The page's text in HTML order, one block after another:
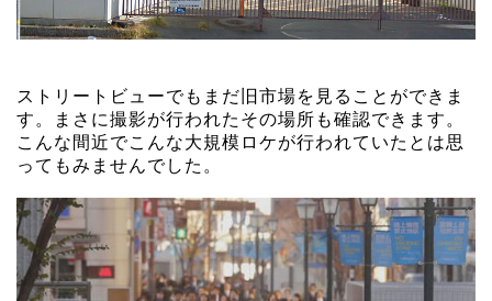
ストリートビューでもまだ旧市場を見ることができま
す。まさに撮影が行われたその場所も確認できます。
こんな間近でこんな大規模ロケが行われていたとは思
ってもみませんでした。